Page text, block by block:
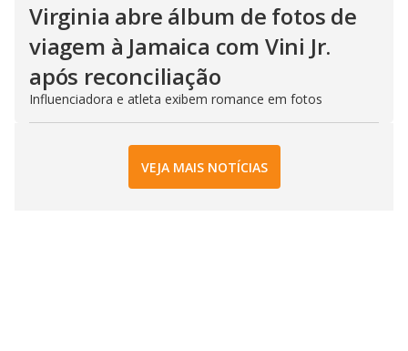
Virginia abre álbum de fotos de
viagem à Jamaica com Vini Jr.
após reconciliação
Influenciadora e atleta exibem romance em fotos
VEJA MAIS NOTÍCIAS